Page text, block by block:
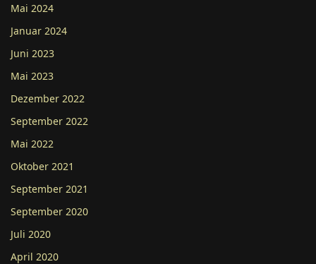
Mai 2024
Januar 2024
Juni 2023
Mai 2023
Dezember 2022
September 2022
Mai 2022
Oktober 2021
September 2021
September 2020
Juli 2020
April 2020